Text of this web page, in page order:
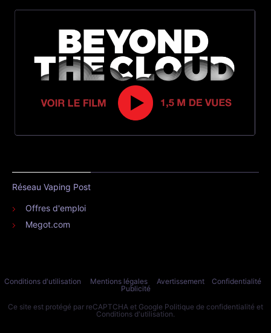
Réseau Vaping Post
Offres d'emploi
Megot.com
Conditions d'utilisation Mentions légales Avertissement
Confidentialité
Publicité
Ce site est protégé par reCAPTCHA et Google Politique de confidentialité et
Conditions d'utilisation.